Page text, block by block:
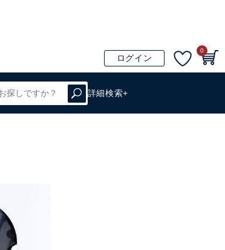
ログイン
0
詳細検索+